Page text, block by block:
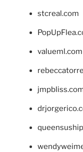
stcreal.com
valueml.com